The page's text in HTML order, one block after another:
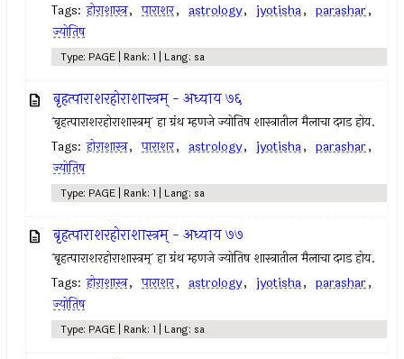
Tags: होराशास्त्र, पाराशर, astrology, jyotisha, parashar,
ज्योतिष
Type: PAGE | Rank: 1 | Lang: sa
बृहत्पाराशरहोराशास्त्रम् - अध्याय ७६
`बृहत्पाराशरहोराशास्त्रम्` हा ग्रंथ म्हणजे ज्योतिष शास्त्रातील मैलाचा दगड होय.
Tags: होराशास्त्र, पाराशर, astrology, jyotisha, parashar,
ज्योतिष
Type: PAGE | Rank: 1 | Lang: sa
बृहत्पाराशरहोराशास्त्रम् - अध्याय ७७
`बृहत्पाराशरहोराशास्त्रम्` हा ग्रंथ म्हणजे ज्योतिष शास्त्रातील मैलाचा दगड होय.
Tags: होराशास्त्र, पाराशर, astrology, jyotisha, parashar,
ज्योतिष
Type: PAGE | Rank: 1 | Lang: sa